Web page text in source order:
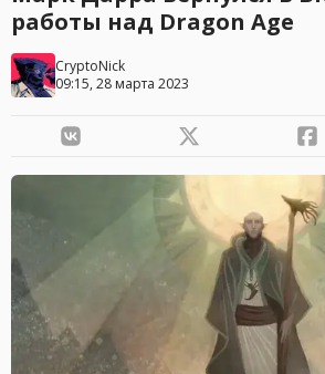
работы над Dragon Age
CryptoNick
09:15, 28 марта 2023